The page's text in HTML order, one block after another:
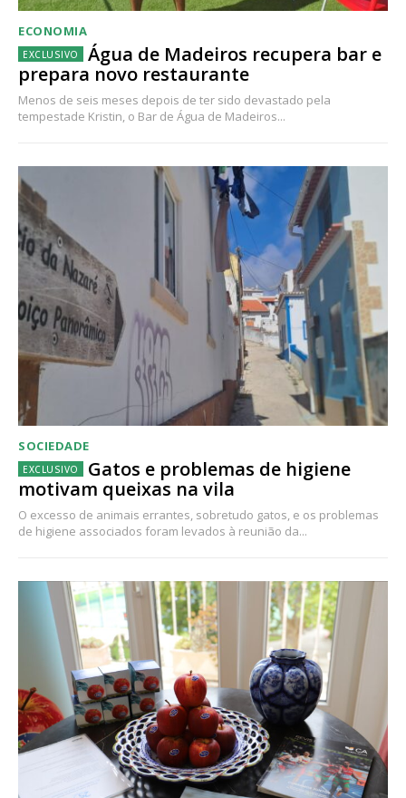
ECONOMIA
Água de Madeiros recupera bar e
prepara novo restaurante
Menos de seis meses depois de ter sido devastado pela
tempestade Kristin, o Bar de Água de Madeiros...
SOCIEDADE
Gatos e problemas de higiene
motivam queixas na vila
O excesso de animais errantes, sobretudo gatos, e os problemas
de higiene associados foram levados à reunião da...